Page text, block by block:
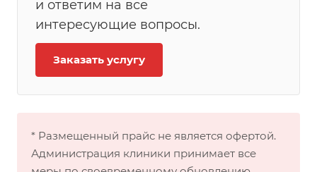
и ответим на все
интересующие вопросы.
Заказать услугу
* Размещенный прайс не является офертой.
Администрация клиники принимает все